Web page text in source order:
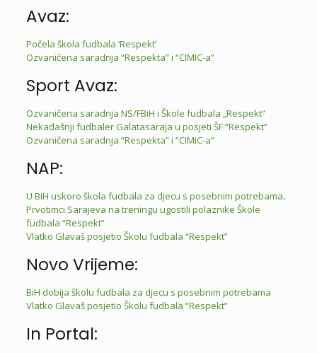
Avaz:
Počela škola fudbala ‘Respekt’
Ozvaničena saradnja “Respekta” i “CIMIC-a”
Sport Avaz:
Ozvaničena saradnja NS/FBiH i Škole fudbala „Respekt“
Nekadašnji fudbaler Galatasaraja u posjeti ŠF “Respekt”
Ozvaničena saradnja “Respekta” i “CIMIC-a”
NAP:
U BiH uskoro škola fudbala za djecu s posebnim potrebama.
Prvotimci Sarajeva na treningu ugostili polaznike Škole
fudbala “Respekt”
Vlatko Glavaš posjetio Školu fudbala “Respekt”
Novo Vrijeme:
BiH dobija školu fudbala za djecu s posebnim potrebama
Vlatko Glavaš posjetio Školu fudbala “Respekt”
In Portal: